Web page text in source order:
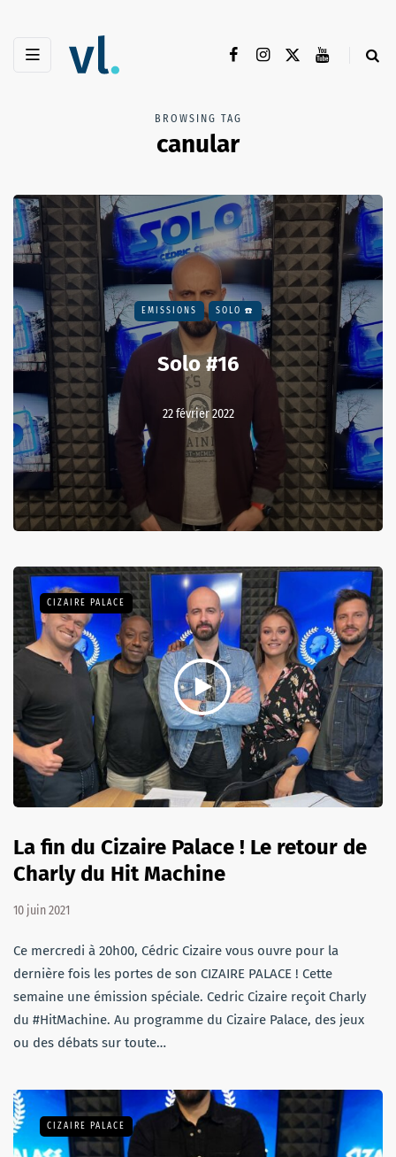
BROWSING TAG
canular
EMISSIONS SOLO ☎️
Solo #16
22 février 2022
CIZAIRE PALACE
La fin du Cizaire Palace ! Le retour de
Charly du Hit Machine
10 juin 2021
Ce mercredi à 20h00, Cédric Cizaire vous ouvre pour la
dernière fois les portes de son CIZAIRE PALACE ! Cette
semaine une émission spéciale. Cedric Cizaire reçoit Charly
du #HitMachine. Au programme du Cizaire Palace, des jeux
ou des débats sur toute…
CIZAIRE PALACE